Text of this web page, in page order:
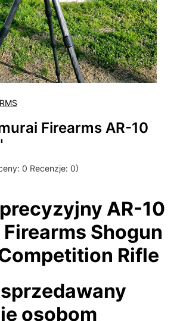
Firearms AR-10
0 Recenzje: 0)
AR-10
Shogun
Rifle
osobom